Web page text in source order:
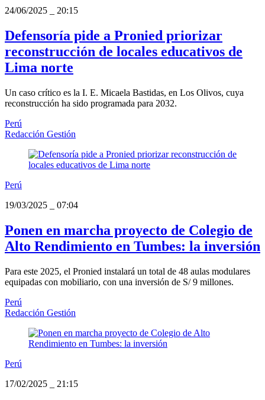
24/06/2025 20:15
Defensoría pide a Pronied priorizar
reconstrucción de locales educativos de
Lima norte
Un caso crítico es la I. E. Micaela Bastidas, en Los Olivos, cuya
reconstrucción ha sido programada para 2032.
Perú
Redacción Gestión
Perú
19/03/2025
07:04
Ponen en marcha proyecto de Colegio de
Alto Rendimiento en Tumbes: la inversión
Para este 2025, el Pronied instalará un total de 48 aulas modulares
equipadas con mobiliario, con una inversión de S/ 9 millones.
Perú
Redacción Gestión
Perú
17/02/2025
21:15